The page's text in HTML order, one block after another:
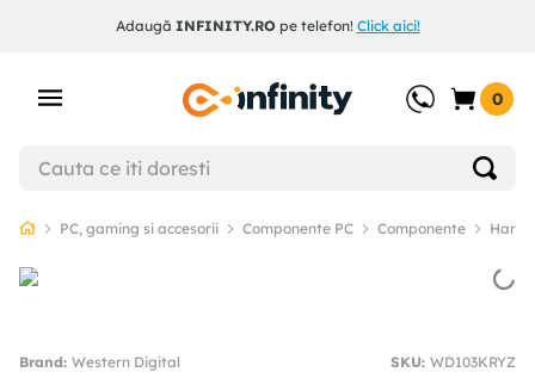
Adaugă INFINITY.ROpe telefon! Click aici!
0
PC, gaming si accesorii Componente PC Componente Hard
Western Digital SKU: WD103KRYZ